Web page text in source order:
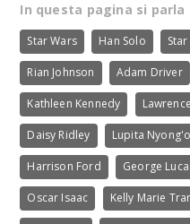
In questa pagina si parla
Star Wars Han Solo
Rian Johnson Adam Driver
Kathleen Kennedy
Daisy Ridley Lupita Nyong'o
Harrison Ford George
Oscar Isaac Kelly Marie